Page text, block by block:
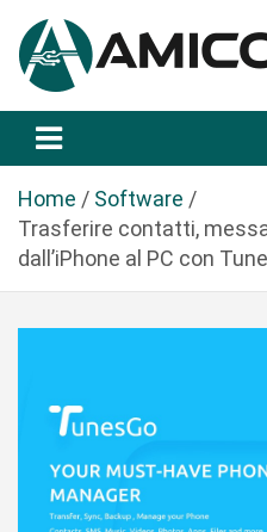
a
Amicopc.com
Home
Software
Trasferire contatti,
dall’iPhone al PC con